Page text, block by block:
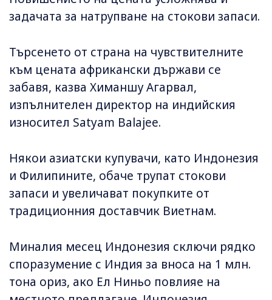
задачата за натрупване на стокови запаси.
Търсенето от страна на чувствителните
към цената африкански държави се
забавя, казва Химаншу Агарвал,
изпълнителен директор на индийския
износител Satyam Balajee.
Някои азиатски купувачи, като Индонезия
и Филипините, обаче трупат стокови
запаси и увеличават покупките от
традиционния доставчик Виетнам.
Миналия месец Индонезия сключи рядко
споразумение с Индия за вноса на 1 млн.
тона ориз, ако Ел Ниньо повлияе на